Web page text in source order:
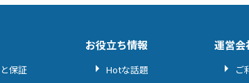
保証
お役立ち情報
Hotな話題
運営会
ご